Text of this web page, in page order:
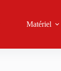
Matériel